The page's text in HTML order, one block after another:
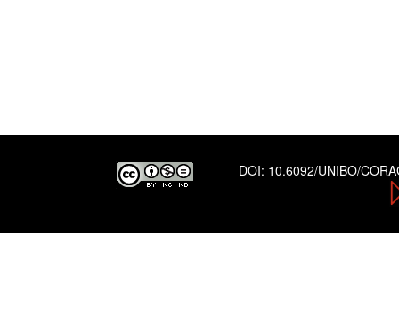
DOI: 10.6092/UNIBO/